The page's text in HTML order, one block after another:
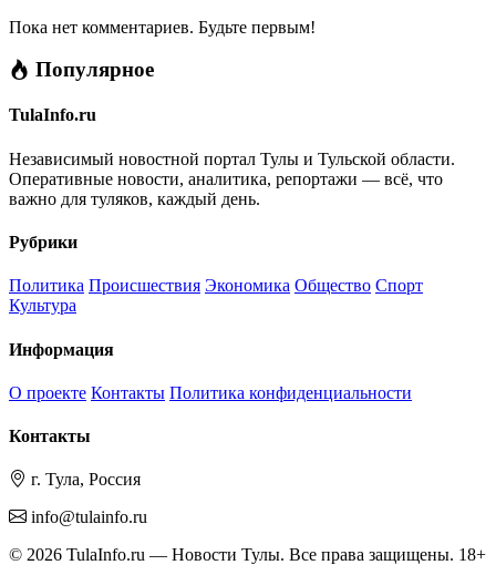
Пока нет комментариев. Будьте первым!
Популярное
TulaInfo.ru
Независимый новостной портал Тулы и Тульской области.
Оперативные новости, аналитика, репортажи — всё, что
важно для туляков, каждый день.
Рубрики
Политика Происшествия Экономика Общество Спорт
Культура
Информация
О проекте Контакты Политика конфиденциальности
Контакты
г. Тула, Россия
info@tulainfo.ru
© 2026 TulaInfo.ru — Новости Тулы. Все права защищены. 18+